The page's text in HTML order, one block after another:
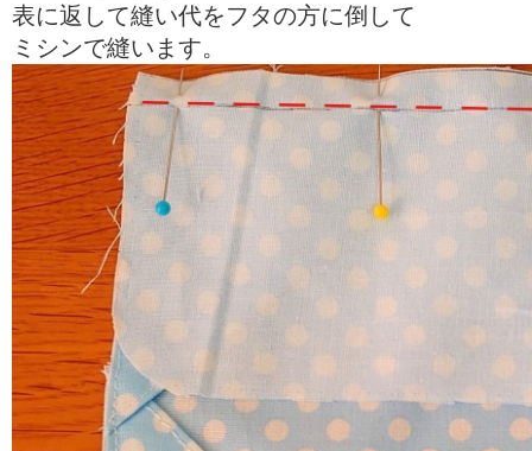
表に返して縫い代をフタの方に倒して
ミシンで縫います。